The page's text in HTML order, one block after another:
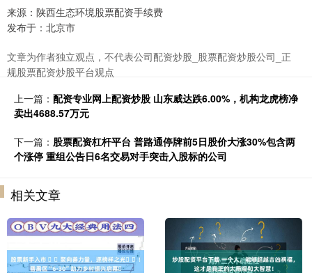
来源：陕西生态环境股票配资手续费
发布于：北京市
文章为作者独立观点，不代表公司配资炒股_股票配资炒股公司_正
规股票配资炒股平台观点
上一篇： 配资专业网上配资炒股 山东威达跌6.00%，机构龙虎榜净
卖出4688.57万元
下一篇： 股票配资杠杆平台 普路通停牌前5日股价大涨30%包含两
个涨停 重组公告日6名交易对手突击入股标的公司
相关文章